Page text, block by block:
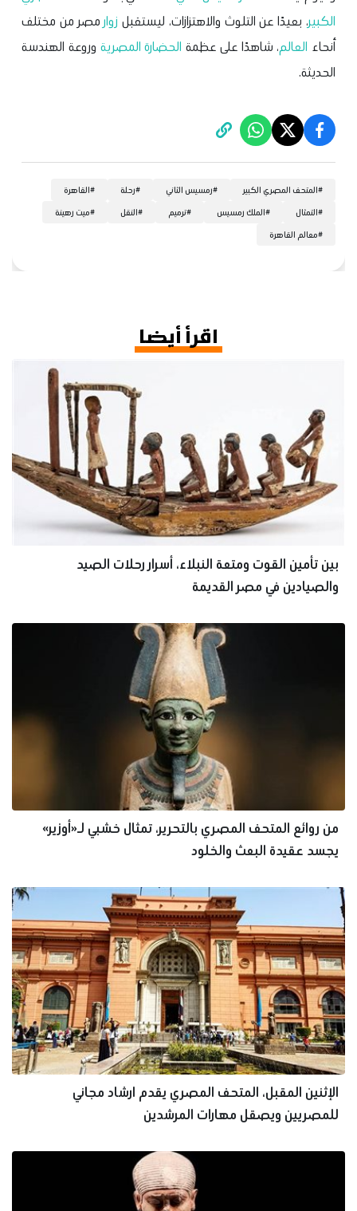
الكبير، بعيدًا عن التلوث والاهتزازات، ليستقبل زوارمصر من مختلف
أنحاء العالم، شاهدًا على عظمة الحضارة المصرية وروعة الهندسة
الحديثة.
#المتحف المصري الكبير #رمسيس الثاني #رحلة #القاهرة
#التمثال #الملك رمسيس #ترميم #النقل #ميت رهينة
#معالم القاهرة
اقرأ أيضا
بين تأمين القوت ومتعة النبلاء، أسرار رحلات الصيد
والصيادين في مصر القديمة
من روائع المتحف المصري بالتحرير، تمثال خشبي لـ«أوزير»
يجسد عقيدة البعث والخلود
الإثنين المقبل، المتحف المصري يقدم ارشاد مجاني
للمصريين ويصقل مهارات المرشدين